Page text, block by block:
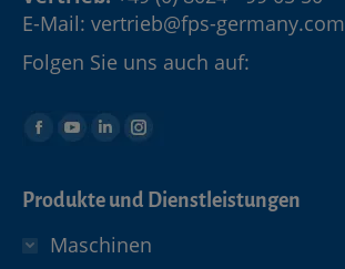
E-Mail: vertrieb@fps-germany.com
Folgen Sie uns auch auf:
Produkte und Dienstleistungen
Maschinen